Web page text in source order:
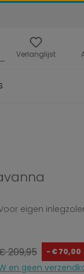
Verlanglijst
eigen
prijs:
209,95 - € 70,00
en geen